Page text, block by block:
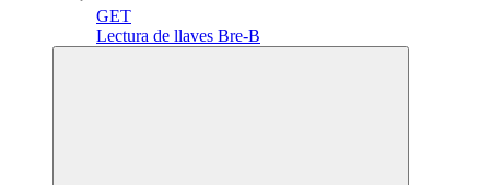
GET
Lectura de llaves Bre-B